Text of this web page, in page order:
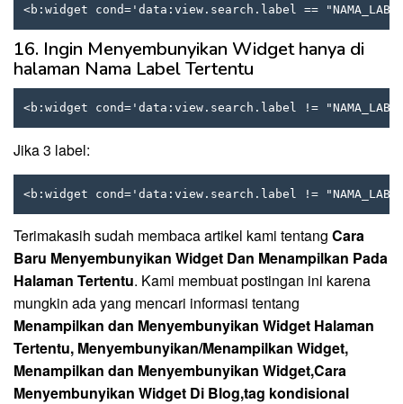
<b:widget cond='data:view.search.label ==
16. Ingin Menyembunyikan Widget hanya di
halaman Nama Label Tertentu
<b:widget cond='data:view.search.label !=
Jika 3 label:
<b:widget cond='data:view.search.label !=
Terimakasih sudah membaca artikel kami tentang Cara
Baru Menyembunyikan Widget Dan Menampilkan Pada
Halaman Tertentu. Kami membuat postingan ini karena
mungkin ada yang mencari informasi tentang
Menampilkan dan Menyembunyikan Widget Halaman
Tertentu, Menyembunyikan/Menampilkan Widget,
Menampilkan dan Menyembunyikan Widget,Cara
Menyembunyikan Widget Di Blog,tag kondisional